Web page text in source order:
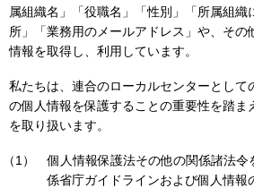
属組織名」「役職名」「性別」「所属組織
所」「業務用のメールアドレス」や、その
情報を取得し、利用しています。
私たちは、連合のローカルセンターとして
の個人情報を保護することの重要性を踏ま
を取り扱います。
個人情報保護法その他の関係諸法令
係省庁ガイドラインおよび個人情報